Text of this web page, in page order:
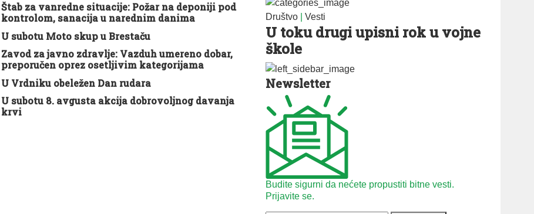
Štab za vanredne situacije: Požar na deponiji pod
kontrolom, sanacija u narednim danima
U subotu Moto skup u Brestaču
Zavod za javno zdravlje: Vazduh umereno dobar,
preporučen oprez osetljivim kategorijama
U Vrdniku obeležen Dan rudara
U subotu 8. avgusta akcija dobrovoljnog davanja
krvi
Društvo Vesti
U toku drugi upisni rok u vojne
škole
Newsletter
Budite sigurni da nećete propustiti bitne vesti.
Prijavite se.